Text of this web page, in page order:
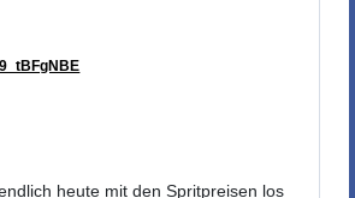
heute mit den Spritpreisen los